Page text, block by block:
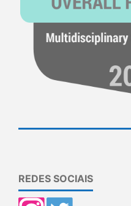
REDES SOCIAIS